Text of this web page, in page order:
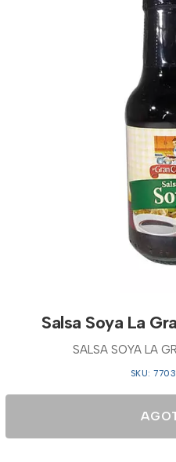
Salsa Soya La
SALSA SOYA LA
SKU: